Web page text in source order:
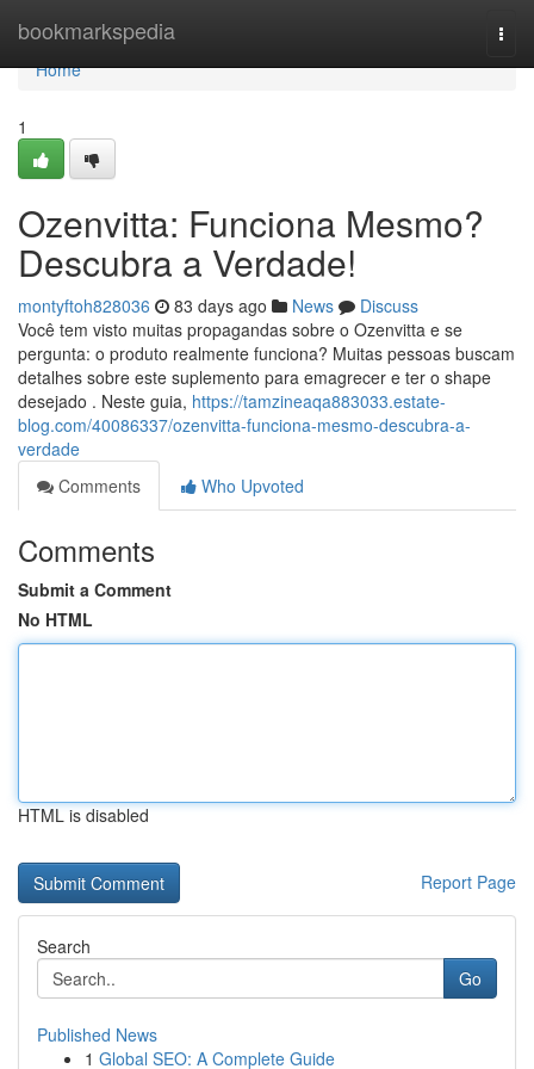
bookmarkspedia
Home
Home
1
Ozenvitta: Funciona Mesmo?
Descubra a Verdade!
montyftoh828036 83 days ago News
Discuss
Você tem visto muitas propagandas sobre o Ozenvitta e se
pergunta: o produto realmente funciona? Muitas pessoas buscam
detalhes sobre este suplemento para emagrecer e ter o shape
desejado . Neste guia, https://tamzineaqa883033.estate-
blog.com/40086337/ozenvitta-funciona-mesmo-descubra-a-
verdade
Comments
Who Upvoted
Comments
Submit a Comment
No HTML
HTML is disabled
Report Page
Search
Go
Published News
1 Global SEO: A Complete Guide